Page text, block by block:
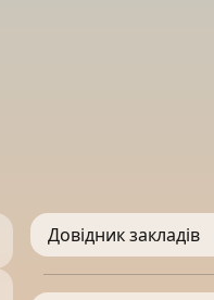
Довідник закладів